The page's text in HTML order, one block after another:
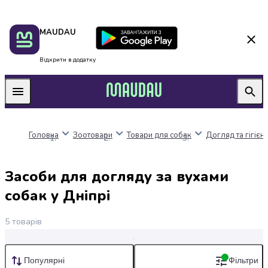
школяра
Оплата
нацкешбек
Алкоголь
вина
Міцний
алкоголь
коньяк
Дніпро
Одеса
Львів
Харків
MAUDAU
Відкрити в додатку
Головна Зоотовари Товари для собак Догляд та
Засоби для догляду за вухами
собак у Дніпрі
5 товарів
Дешеві
Популярні Фільтри